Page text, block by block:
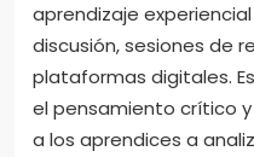
aprendizaje
discusión, sesiones de
plataformas digitales.
el pensamiento crítico
a los aprendices a